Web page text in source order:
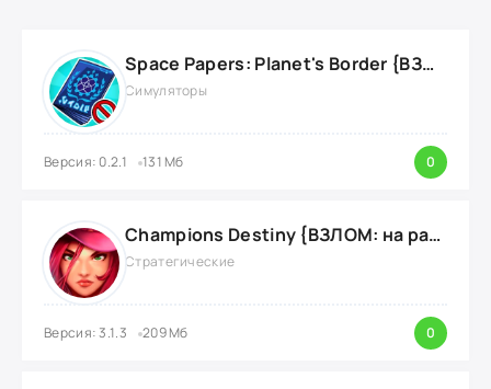
Space Papers: Planet's Border {ВЗЛОМ: энергию}
Симуляторы
Версия: 0.2.1 131 Мб 0
Champions Destiny {ВЗЛОМ: на радар}
Стратегические
Версия: 3.1.3 209 Мб 0